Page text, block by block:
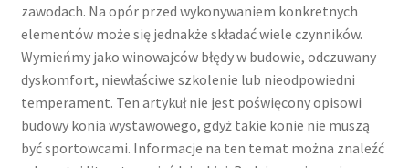
zawodach. Na opór przed wykonywaniem konkretnych
elementów może się jednakże składać wiele czynników.
Wymieńmy jako winowajców błędy w budowie, odczuwany
dyskomfort, niewłaściwe szkolenie lub nieodpowiedni
temperament. Ten artykuł nie jest poświęcony opisowi
budowy konia wystawowego, gdyż takie konie nie muszą
być sportowcami. Informacje na ten temat można znaleźć